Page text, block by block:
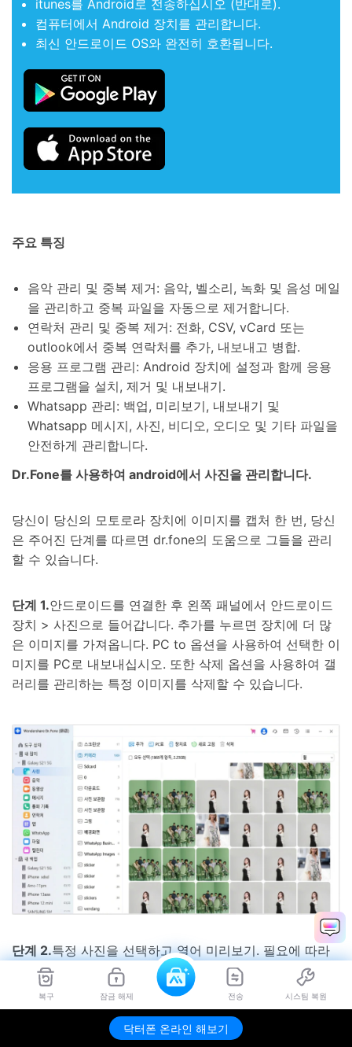
복구 잠금 해제 전송 시스팀 복원
닥터폰 온라인 해보기
itunes를 Android로 전송하십시오 (반대로).
컴퓨터에서 Android 장치를 관리합니다.
최신 안드로이드 OS와 완전히 호환됩니다.
주요 특징
음악 관리 및 중복 제거: 음악, 벨소리, 녹화 및 음성 메일
을 관리하고 중복 파일을 자동으로 제거합니다.
연락처 관리 및 중복 제거: 전화, CSV, vCard 또는
outlook에서 중복 연락처를 추가, 내보내고 병합.
응용 프로그램 관리: Android 장치에 설정과 함께 응용
프로그램을 설치, 제거 및 내보내기.
Whatsapp 관리: 백업, 미리보기, 내보내기 및
Whatsapp 메시지, 사진, 비디오, 오디오 및 기타 파일을
안전하게 관리합니다.
Dr.Fone를 사용하여 android에서 사진을 관리합니다.
당신이 당신의 모토로라 장치에 이미지를 캡처 한 번, 당신
은 주어진 단계를 따르면 dr.fone의 도움으로 그들을 관리
할 수 있습니다.
단계 1.안드로이드를 연결한 후 왼쪽 패널에서 안드로이드
장치 > 사진으로 들어갑니다. 추가를 누르면 장치에 더 많
은 이미지를 가져옵니다. PC to 옵션을 사용하여 선택한 이
미지를 PC로 내보내십시오. 또한 삭제 옵션을 사용하여 갤
러리를 관리하는 특정 이미지를 삭제할 수 있습니다.
단계 2.특정 사진을 선택하고 열어 미리보기. 필요에 따라
이미지를 회전하고 확대할 수 있는 새로운 창이 열립니다.